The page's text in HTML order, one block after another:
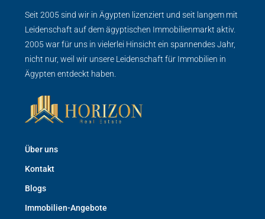
Seit 2005 sind wir in Ägypten lizenziert und seit langem mit
Leidenschaft auf dem ägyptischen Immobilienmarkt aktiv.
2005 war für uns in vielerlei Hinsicht ein spannendes Jahr,
nicht nur, weil wir unsere Leidenschaft für Immobilien in
Ägypten entdeckt haben.
Über uns
Kontakt
Blogs
Immobilien-Angebote